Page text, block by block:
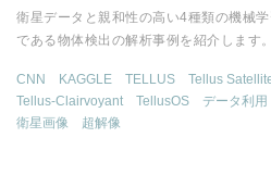
衛星データと親和性の高い4種類の機械
である物体検出の解析事例を紹介します。
CNN KAGGLE TELLUS
Tellus
Tellus-Clairvoyant
TellusOS データ利用
衛星画像
超解像